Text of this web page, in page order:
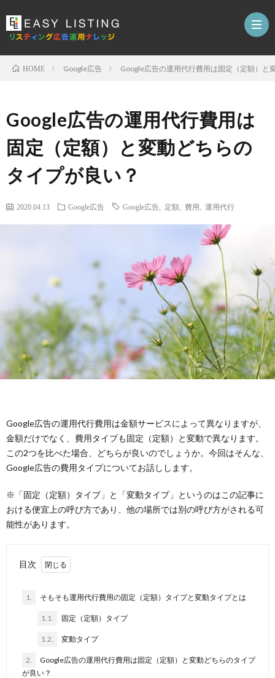
広
告
最
情
報
グ
広
告
連
モ
ー
シ
ン
広
告
告
広
告
お
知
ら
HOME Google広告 Google広告の運用代行費用は固定（定額）と
Google広告の運用代行費用は
固定（定額）と変動どちらの
タイプが良い？
2020.04.13 Google広告 Google広告 定額 費用 運用代行
Google広告の運用代行費用は金額サービスによって異なりますが、
金額だけでなく、費用タイプも固定（定額）と変動で異なります。
この2つを比べた場合、どちらが良いのでしょうか。今回はそんな、
Google広告の費用タイプについてお話しします。
※「固定（定額）タイプ」と「変動タイプ」というのはこの記事に
おける便宜上の呼び方であり、他の場所では別の呼び方がされる可
能性があります。
目次
1. そもそも運用代行費用の固定（定額）タイプと変動タイプとは
1.1. 固定（定額）タイプ
1.2. 変動タイプ
2.
Google広告の運用代行費用は固定（定額）と変動どちらのタイプ
が良い？